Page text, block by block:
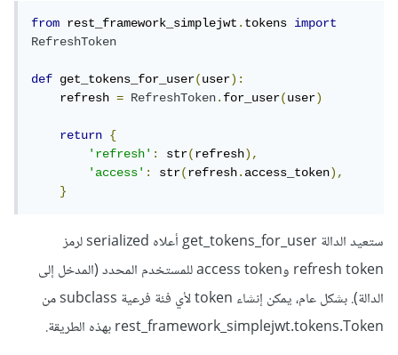
from rest_framework_simplejwt.tokens import
RefreshToken
def get_tokens_for_user(user):
    refresh
= RefreshToken.for_user(user)
return
{
'refresh': str(refresh),
'access': str(refresh.access_token),
}
ستعيد الدالة get_tokens_for_user أعلاه serialized لرمز
refresh token وaccess token للمستخدم المحدد (المدخل إلى
الدالة). بشكل عام، يمكن إنشاء token لأي فئة فرعية subclass من
rest_framework_simplejwt.tokens.Token بهذه الطريقة.